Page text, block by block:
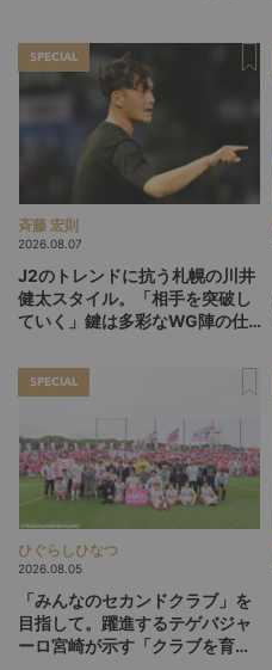
SPECIAL
斉藤 宏則
2026.08.07
J2のトレンドに抗う札幌の川井
健太スタイル。「相手を突破し
ていく」鍵は多彩なWG陣の仕
SPECIAL
ひぐらしひなつ
2026.08.05
「みんなのセカンドクラブ」を
目指して。躍進するテゲバジャ
ーロ宮崎が示す「クラブを育て